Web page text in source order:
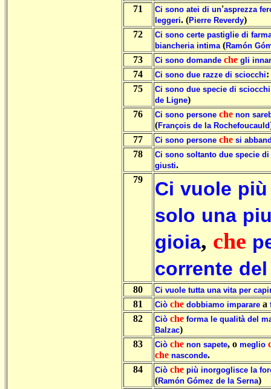
71 Ci sono atei di un'asprezza
leggeri. (Pierre Reverdy)
72
Ci sono certe pastiglie di
biancheria intima (Ramón
73 Ci sono domande che gli
74 Ci sono due razze di sciocchi:
75
Ci sono due specie di sciocchi
de Ligne)
76
Ci sono persone che non
(François de la Rochefoucauld
77
Ci sono persone che si
78 Ci sono soltanto due specie di
giusti.
79
Ci vuole più
solo una
gioia, che
corrente del
80 Ci vuole tutta una vita per
81 Ciò che dobbiamo imparare a
82 Ciò che forma le qualità del
Balzac)
83
Ciò che non sapete, o meglio
che nasconde.
84
Ciò che più inorgoglisce la
(Ramón Gómez de la Serna)